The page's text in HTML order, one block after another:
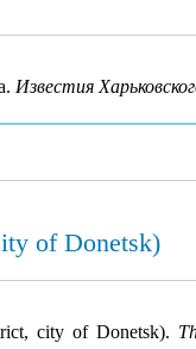
Известия
of Donetsk)
city of Donetsk).